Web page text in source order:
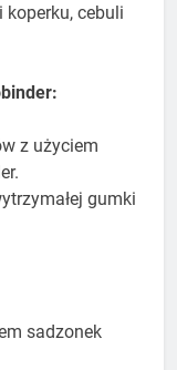
koperku, cebuli
z użyciem
gumki
sadzonek